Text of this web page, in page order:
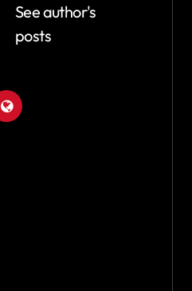
See author's
posts